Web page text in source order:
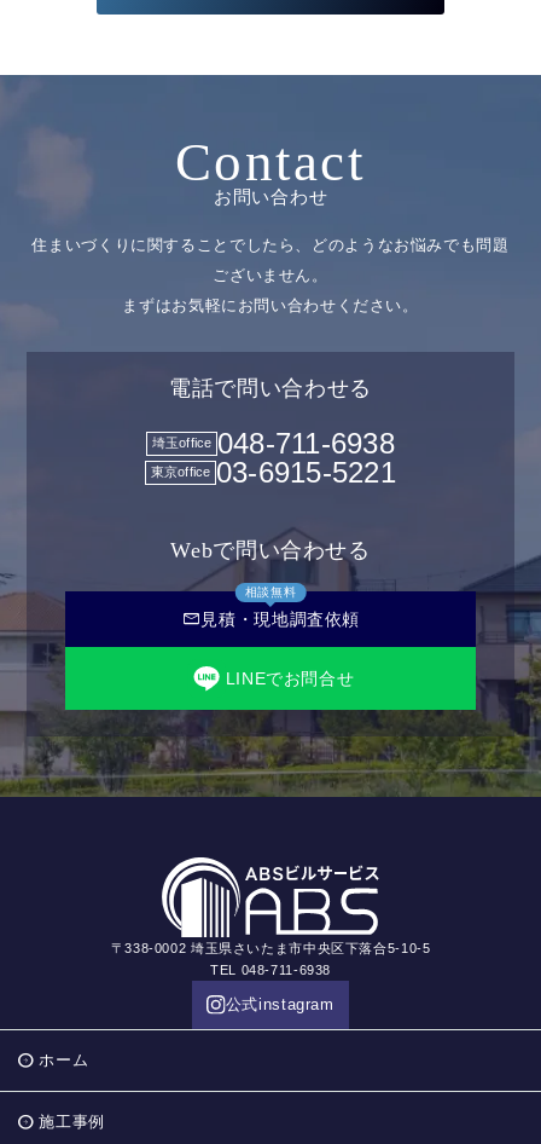
Contact
お問い合わせ
住まいづくりに関することでしたら、どのようなお悩みでも問題
ございません。
まずはお気軽にお問い合わせください。
電話で問い合わせる
埼玉office 048-711-6938
東京office 03-6915-5221
Webで問い合わせる
相談無料
mail 見積・現地調査依頼
LINEでお問合せ
〒338-0002 埼玉県さいたま市中央区下落合5-10-5
TEL 048-711-6938
公式instagram
ホーム
施工事例